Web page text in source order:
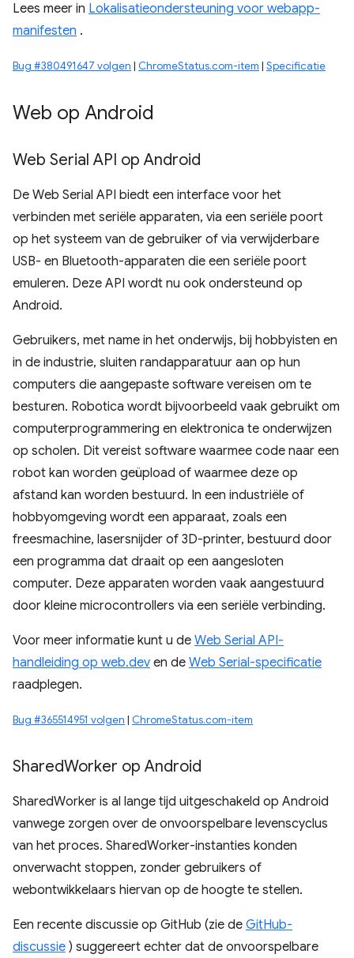
Lees meer in Lokalisatieondersteuning voor webapp-
manifesten .
Bug #380491647 volgen | ChromeStatus.com-item | Specificatie
Web op Android
Web Serial API op Android
De Web Serial API biedt een interface voor het
verbinden met seriële apparaten, via een seriële poort
op het systeem van de gebruiker of via verwijderbare
USB- en Bluetooth-apparaten die een seriële poort
emuleren. Deze API wordt nu ook ondersteund op
Android.
Gebruikers, met name in het onderwijs, bij hobbyisten en
in de industrie, sluiten randapparatuur aan op hun
computers die aangepaste software vereisen om te
besturen. Robotica wordt bijvoorbeeld vaak gebruikt om
computerprogrammering en elektronica te onderwijzen
op scholen. Dit vereist software waarmee code naar een
robot kan worden geüpload of waarmee deze op
afstand kan worden bestuurd. In een industriële of
hobbyomgeving wordt een apparaat, zoals een
freesmachine, lasersnijder of 3D-printer, bestuurd door
een programma dat draait op een aangesloten
computer. Deze apparaten worden vaak aangestuurd
door kleine microcontrollers via een seriële verbinding.
Voor meer informatie kunt u de Web Serial API-
handleiding op web.dev en de Web Serial-specificatie
raadplegen.
Bug #365514951 volgen | ChromeStatus.com-item
SharedWorker op Android
SharedWorker is al lange tijd uitgeschakeld op Android
vanwege zorgen over de onvoorspelbare levenscyclus
van het proces. SharedWorker-instanties konden
onverwacht stoppen, zonder gebruikers of
webontwikkelaars hiervan op de hoogte te stellen.
Een recente discussie op GitHub (zie de GitHub-
discussie ) suggereert echter dat de onvoorspelbare